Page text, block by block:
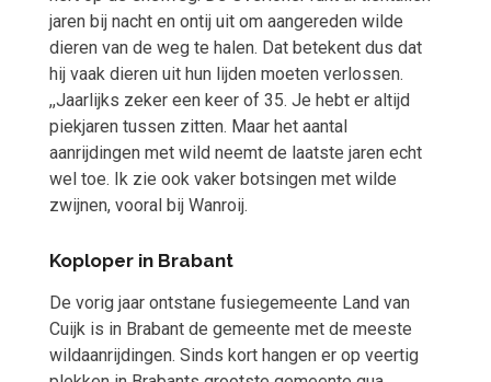
jaren bij nacht en ontij uit om aangereden wilde
dieren van de weg te halen. Dat betekent dus dat
hij vaak dieren uit hun lijden moeten verlossen.
,,Jaarlijks zeker een keer of 35. Je hebt er altijd
piekjaren tussen zitten. Maar het aantal
aanrijdingen met wild neemt de laatste jaren echt
wel toe. Ik zie ook vaker botsingen met wilde
zwijnen, vooral bij Wanroij.
Koploper in Brabant
De vorig jaar ontstane fusiegemeente Land van
Cuijk is in Brabant de gemeente met de meeste
wildaanrijdingen. Sinds kort hangen er op veertig